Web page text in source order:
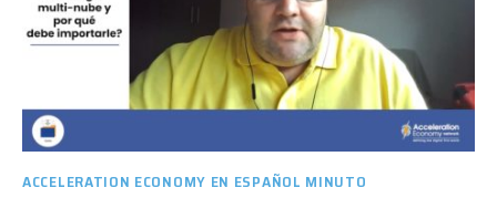
ACCELERATION ECONOMY EN ESPAÑOL MINUTO